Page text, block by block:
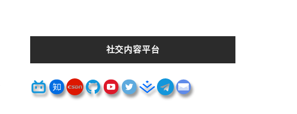
社交内容平台